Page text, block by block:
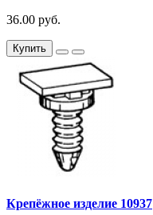
36.00 руб.
Купить
Крепёжное изделие 10937